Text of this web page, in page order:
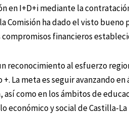
en I+D+i mediante la
Comisión ha dado el visto
financieros
reconocimiento al esfuerzo
La meta es seguir avanzando en
como en los ámbitos de
y social de Castilla-La